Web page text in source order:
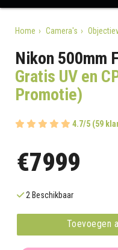
Home Camera's
Nikon 500mm
Gratis UV en
Promotie)
4.7/5 (59
€7999
2 Beschikbaar
Toevoegen